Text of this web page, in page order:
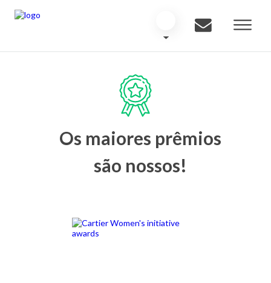
Os maiores prêmios
são nossos!